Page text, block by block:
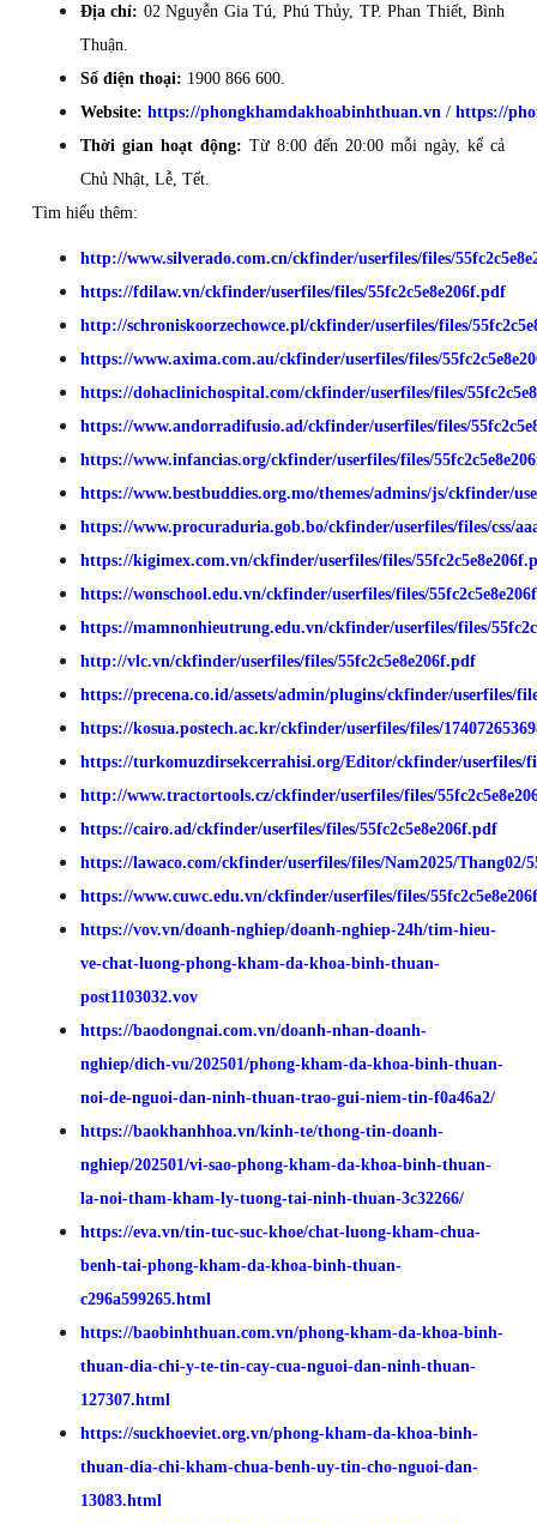
Địa chỉ: 02 Nguyễn Gia Tú, Phú Thủy, TP. Phan Thiết, Bình
Thuận.
Số điện thoại: 1900 866 600.
Website: https://phongkhamdakhoabinhthuan.vn / https://
Thời gian hoạt động: Từ 8:00 đến 20:00 mỗi ngày, kể cả
Chủ Nhật, Lễ, Tết.
Tìm hiểu thêm:
http://www.silverado.com.cn/ckfinder/userfiles/files/
https://fdilaw.vn/ckfinder/userfiles/files/55fc2c5e8e206f.pdf
http://schroniskoorzechowce.pl/ckfinder/userfiles/files/
https://www.axima.com.au/ckfinder/userfiles/files/
https://dohaclinichospital.com/ckfinder/userfiles/files/
https://www.andorradifusio.ad/ckfinder/userfiles/files/
https://www.infancias.org/ckfinder/userfiles/files/
https://www.bestbuddies.org.mo/themes/admins/js/ckfinder/
https://www.procuraduria.gob.bo/ckfinder/userfiles/files/css/
https://kigimex.com.vn/ckfinder/userfiles/files/
https://wonschool.edu.vn/ckfinder/userfiles/files/
https://mamnonhieutrung.edu.vn/ckfinder/userfiles/files/
http://vlc.vn/ckfinder/userfiles/files/55fc2c5e8e206f.pdf
https://precena.co.id/assets/admin/plugins/ckfinder/userfiles/
https://kosua.postech.ac.kr/ckfinder/userfiles/files/
https://turkomuzdirsekcerrahisi.org/Editor/ckfinder/userfiles/
http://www.tractortools.cz/ckfinder/userfiles/files/
https://cairo.ad/ckfinder/userfiles/files/55fc2c5e8e206f.pdf
https://lawaco.com/ckfinder/userfiles/files/Nam2025/Thang02/
https://www.cuwc.edu.vn/ckfinder/userfiles/files/
https://vov.vn/doanh-nghiep/doanh-nghiep-24h/tim-hieu-
ve-chat-luong-phong-kham-da-khoa-binh-thuan-
post1103032.vov
https://baodongnai.com.vn/doanh-nhan-doanh-
nghiep/dich-vu/202501/phong-kham-da-khoa-binh-thuan-
noi-de-nguoi-dan-ninh-thuan-trao-gui-niem-tin-f0a46a2/
https://baokhanhhoa.vn/kinh-te/thong-tin-doanh-
nghiep/202501/vi-sao-phong-kham-da-khoa-binh-thuan-
la-noi-tham-kham-ly-tuong-tai-ninh-thuan-3c32266/
https://eva.vn/tin-tuc-suc-khoe/chat-luong-kham-chua-
benh-tai-phong-kham-da-khoa-binh-thuan-
c296a599265.html
https://baobinhthuan.com.vn/phong-kham-da-khoa-binh-
thuan-dia-chi-y-te-tin-cay-cua-nguoi-dan-ninh-thuan-
127307.html
https://suckhoeviet.org.vn/phong-kham-da-khoa-binh-
thuan-dia-chi-kham-chua-benh-uy-tin-cho-nguoi-dan-
13083.html